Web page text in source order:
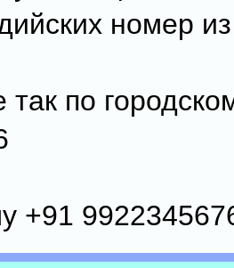
номер
так по
+91